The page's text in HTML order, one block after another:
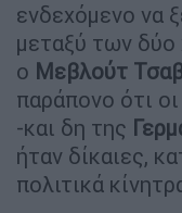
ενδεχόμενο να
μεταξύ των
ο Μεβλούτ
παράπονο ότι
-και δη της
ήταν δίκαιες,
πολιτικά